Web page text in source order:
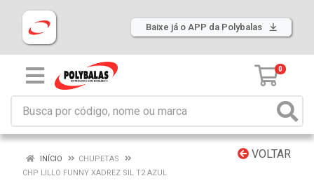
Baixe já o APP da Polybalas
0
VOLTAR
INÍCIO
CHUPETAS
CHP LILLO FUNNY XADREZ SIL T2 AZUL